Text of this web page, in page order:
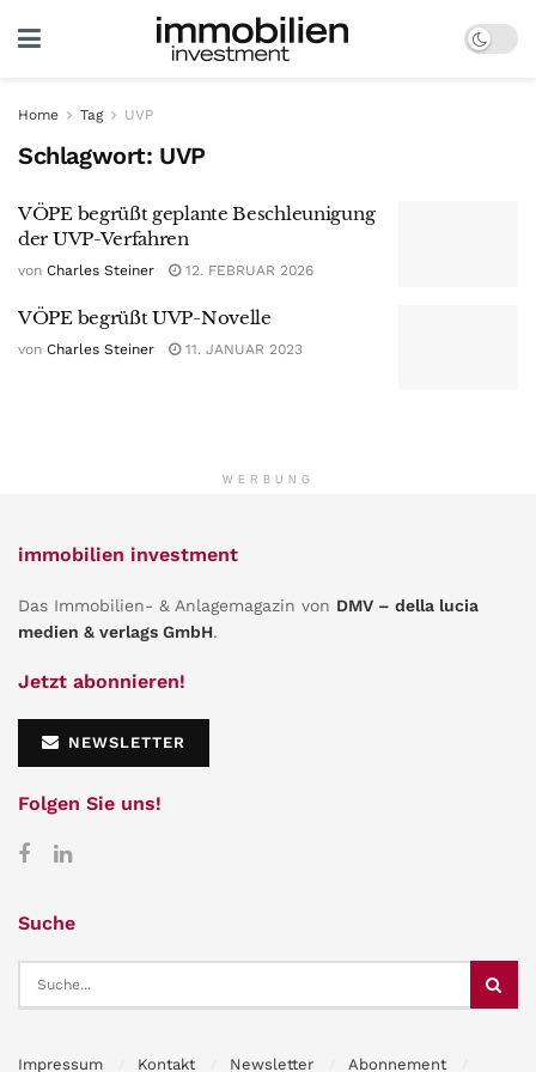
Home Tag UVP
Schlagwort: UVP
VÖPE begrüßt geplante Beschleunigung
der UVP-Verfahren
von Charles Steiner 12. FEBRUAR 2026
VÖPE begrüßt UVP-Novelle
von Charles Steiner 11. JANUAR 2023
WERBUNG
immobilien investment
Das Immobilien- & Anlagemagazin von DMV – della lucia
medien & verlags GmbH.
Jetzt abonnieren!
NEWSLETTER
Folgen Sie uns!
Suche
Impressum Kontakt Newsletter Abonnement